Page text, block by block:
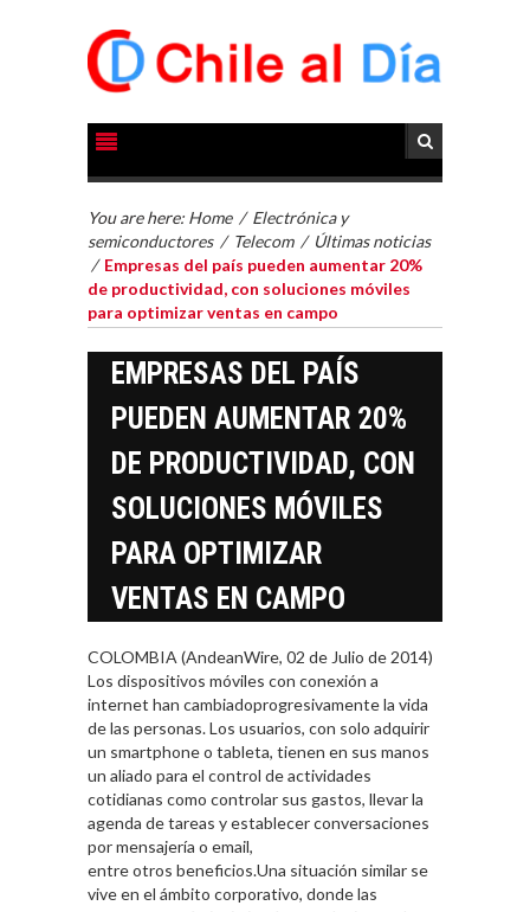
You are here: Home / Electrónica y
semiconductores / Telecom / Últimas noticias
/ Empresas del país pueden aumentar 20%
de productividad, con soluciones móviles
para optimizar ventas en campo
EMPRESAS DEL PAÍS
PUEDEN AUMENTAR 20%
DE PRODUCTIVIDAD, CON
SOLUCIONES MÓVILES
PARA OPTIMIZAR
VENTAS EN CAMPO
COLOMBIA (AndeanWire, 02 de Julio de 2014)
Los dispositivos móviles con conexión a
internet han cambiadoprogresivamente la vida
de las personas. Los usuarios, con solo adquirir
un smartphone o tableta, tienen en sus manos
un aliado para el control de actividades
cotidianas como controlar sus gastos, llevar la
agenda de tareas y establecer conversaciones
por mensajería o email,
entre otros beneficios.Una situación similar se
vive en el ámbito corporativo, donde las